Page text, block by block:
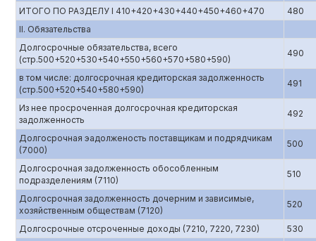
ИТОГО ПО РАЗДЕЛУ I 410+420+430+440+450+460+470
480
II. Обязательства
Долгосрочные обязательства, всего
(стр.500+520+530+540+550+560+570+580+590)
490
в том числе: долгосрочная кредиторская задолженность
(стр.500+520+540+580+590)
491
Из нее просроченная долгосрочная кредиторская
задолженность
492
Долгосрочная эадолженость поставщикам и подрядчикам
(7000)
500
Долгосрочная задолженность обособленным
подразделениям (7110)
510
Долгосрочная задолженность дочерним и зависимые,
хозяйственным обществам (7120)
520
Долгосрочные отсроченные доходы (7210, 7220, 7230)
530